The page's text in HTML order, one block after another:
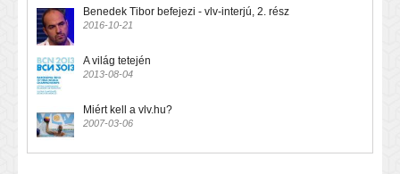
Benedek Tibor befejezi - vlv-interjú, 2. rész
2016-10-21
A világ tetején
2013-08-04
Miért kell a vlv.hu?
2007-03-06